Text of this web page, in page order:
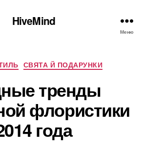
HiveMind
Меню
Категорії
СВЯТА Й ПОДАРУНКИ
тренды
флористики
года